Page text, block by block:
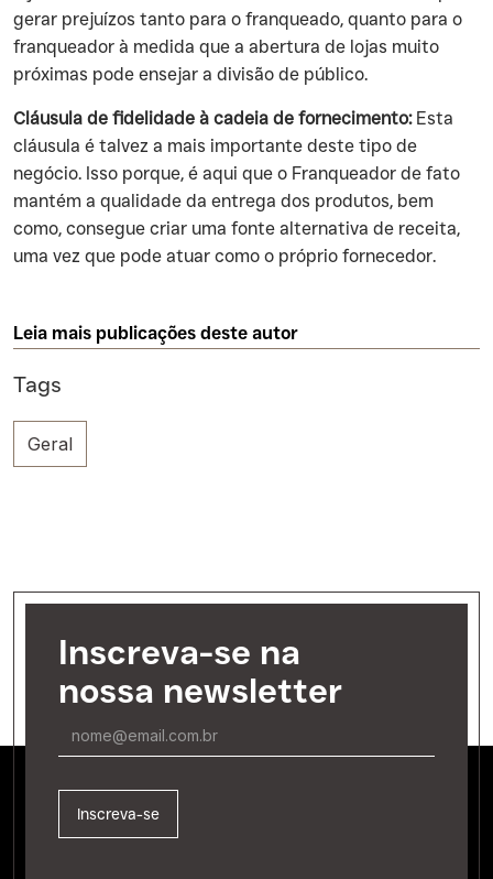
gerar prejuízos tanto para o franqueado, quanto para o
franqueador à medida que a abertura de lojas muito
próximas pode ensejar a divisão de público.
Cláusula de fidelidade à cadeia de fornecimento: Esta
cláusula é talvez a mais importante deste tipo de
negócio. Isso porque, é aqui que o Franqueador de fato
mantém a qualidade da entrega dos produtos, bem
como, consegue criar uma fonte alternativa de receita,
uma vez que pode atuar como o próprio fornecedor.
Leia mais publicações deste autor
Tags
Geral
Inscreva-se na
nossa newsletter